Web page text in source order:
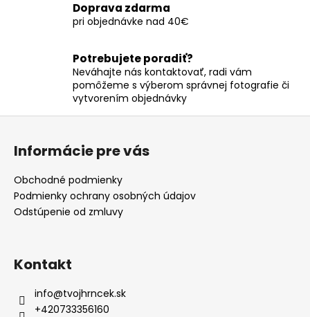
i
e
r
v
k
y
v
u
Doprava zdarma
pri objednávke nad 40€
Potrebujete poradiť?
Neváhajte nás kontaktovať, radi vám
pomôžeme s výberom správnej fotografie či
vytvorením objednávky
Z
Informácie pre vás
Obchodné podmienky
Podmienky ochrany osobných údajov
Odstúpenie od zmluvy
Kontakt
info@tvojhrncek.sk
+420733356160